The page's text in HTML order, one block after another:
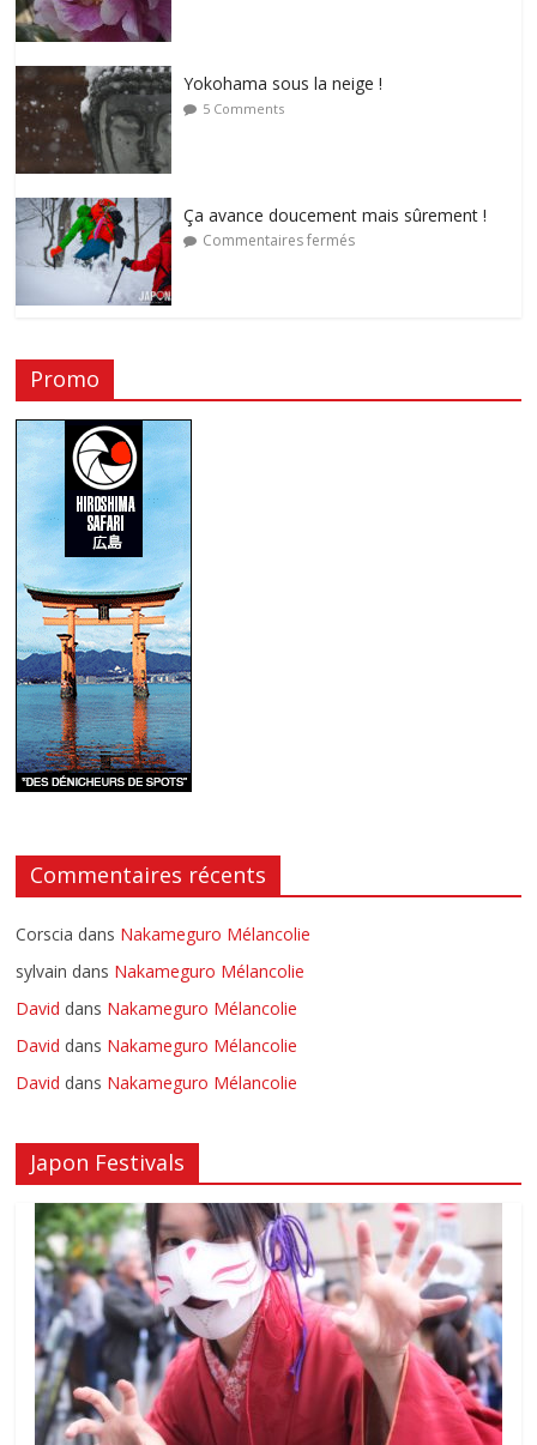
Yokohama sous la neige !
5 Comments
Ça avance doucement mais sûrement !
Commentaires fermés
Promo
Commentaires récents
Corscia dans Nakameguro Mélancolie
sylvain dans Nakameguro Mélancolie
David dans Nakameguro Mélancolie
David dans Nakameguro Mélancolie
David dans Nakameguro Mélancolie
Japon Festivals